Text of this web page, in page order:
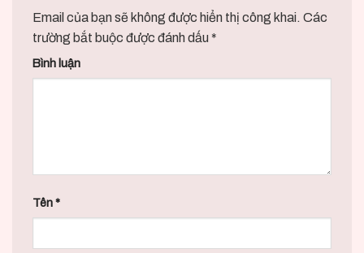
Email của bạn sẽ không được hiển thị công khai. Các
trường bắt buộc được đánh dấu *
Bình luận
Tên*